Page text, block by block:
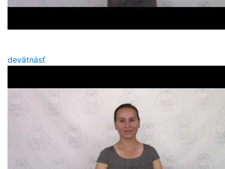
devätnásť